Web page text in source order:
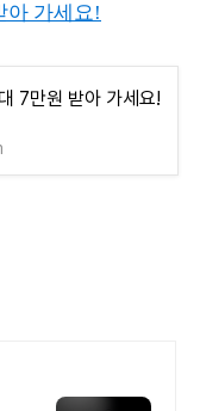
아 가세요!
7만원 받아 가세요!